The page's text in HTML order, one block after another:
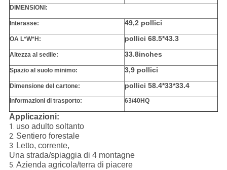
DIMENSIONI:
Interasse: 49,2 pollici
OA L*W*H: pollici 68.5*43.3
Altezza al sedile: 33.8inches
Spazio al suolo minimo: 3,9 pollici
Dimensione del cartone: pollici 58.4*33*33.4
Informazioni di trasporto: 63/40HQ
Applicazioni:
1. uso adulto soltanto
2. Sentiero forestale
3. Letto, corrente,
Una strada/spiaggia di 4 montagne
5. Azienda agricola/terra di piacere